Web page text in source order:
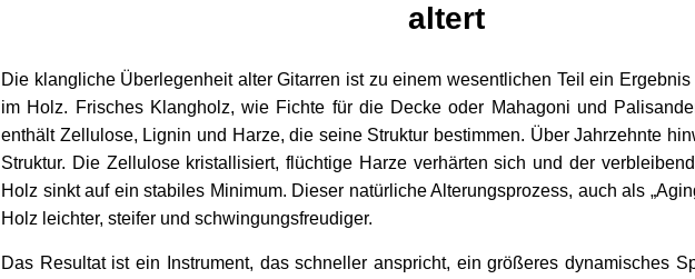
altert
Die klangliche Überlegenheit alter Gitarren ist zu einem wesentlichen Teil ein
im Holz. Frisches Klangholz, wie Fichte für die Decke oder Mahagoni und
enthält Zellulose, Lignin und Harze, die seine Struktur bestimmen. Über Jahrzehnte
Struktur. Die Zellulose kristallisiert, flüchtige Harze verhärten sich und der
Holz sinkt auf ein stabiles Minimum. Dieser natürliche Alterungsprozess, auch als
Holz leichter, steifer und schwingungsfreudiger.
Das Resultat ist ein Instrument, das schneller anspricht, ein größeres dynamisches